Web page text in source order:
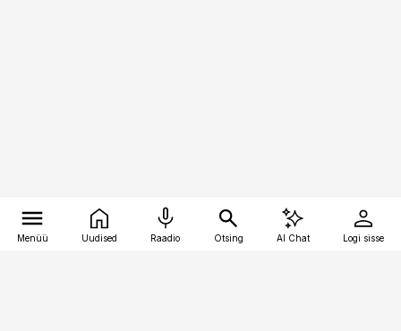
Menüü Uudised Raadio Otsing AI Chat Logi sisse